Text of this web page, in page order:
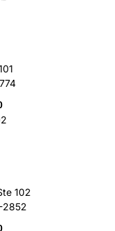
102
2852